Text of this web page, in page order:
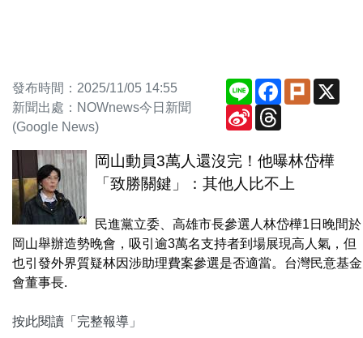
發布時間：2025/11/05 14:55
新聞出處：NOWnews今日新聞
(Google News)
Line Facebook
Plurk
Sina
Weibo
岡山動員3萬人還沒完！他曝林岱樺
「致勝關鍵」：其他人比不上
民進黨立委、高雄市長參選人林岱樺1日晚間於
岡山舉辦造勢晚會，吸引逾3萬名支持者到場展現高人氣，但
也引發外界質疑林因涉助理費案參選是否適當。台灣民意基金
會董事長.
按此閱讀「完整報導」